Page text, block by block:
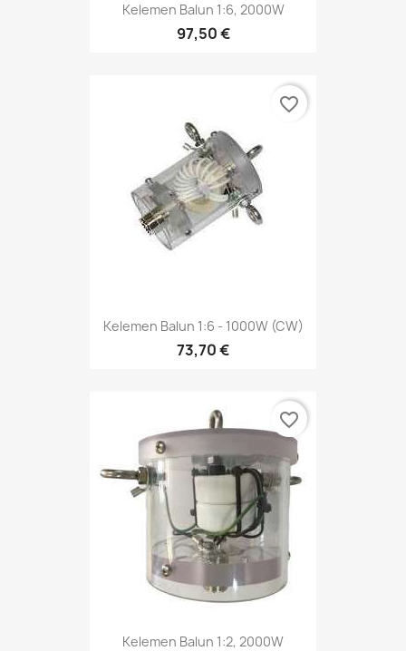
Kelemen Balun 1:6, 2000W
97,50 €
Kelemen Balun 1:6 - 1000W (CW)
73,70 €
favorite_border
Kelemen Balun 1:2, 2000W
favorite_border